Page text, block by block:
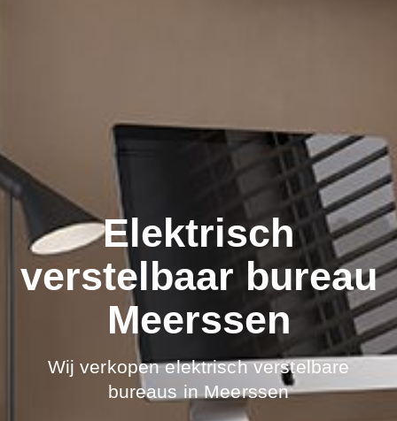
Elektrisch
verstelbaar bureau
Meerssen
Wij verkopen elektrisch verstelbare
bureaus in Meerssen